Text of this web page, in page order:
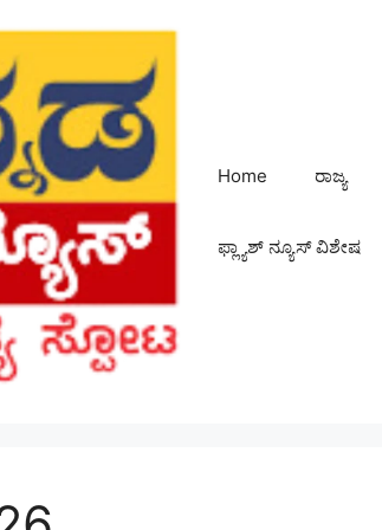
Home ರಾಜ್ಯ
ಫ್ಲ್ಯಾಶ್ ನ್ಯೂಸ್ ವಿಶೇಷ